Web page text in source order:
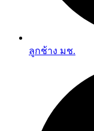
ลูกช้าง มช.